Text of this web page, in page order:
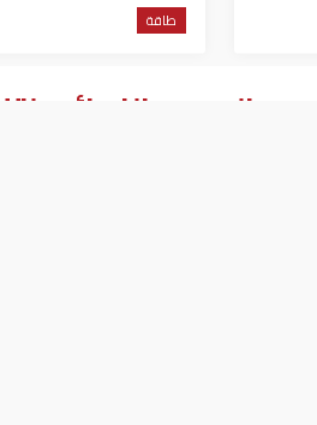
طاقة
تحدد الموعد النهائي